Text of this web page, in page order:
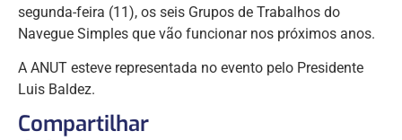
segunda-feira (11), os seis Grupos de Trabalhos do
Navegue Simples que vão funcionar nos próximos anos.
A ANUT esteve representada no evento pelo Presidente
Luis Baldez.
Compartilhar